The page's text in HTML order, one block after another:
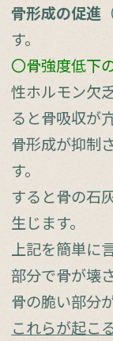
骨形成の促進
す。
〇骨強度低下
性ホルモン欠
ると骨吸収が
骨形成が抑制
す。
すると骨の石
生じます。
上記を簡単に
部分で骨が壊
骨の脆い部分
これらが起こ